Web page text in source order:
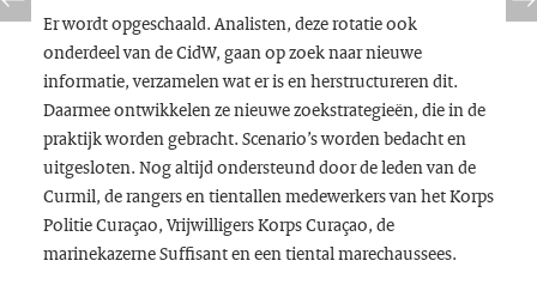
Er wordt opgeschaald. Analisten, deze rotatie ook
onderdeel van de CidW, gaan op zoek naar nieuwe
informatie, verzamelen wat er is en herstructureren dit.
Daarmee ontwikkelen ze nieuwe zoekstrategieën, die in de
praktijk worden gebracht. Scenario’s worden bedacht en
uitgesloten. Nog altijd ondersteund door de leden van de
Curmil, de rangers en tientallen medewerkers van het Korps
Politie Curaçao, Vrijwilligers Korps Curaçao, de
marinekazerne Suffisant en een tiental marechaussees.